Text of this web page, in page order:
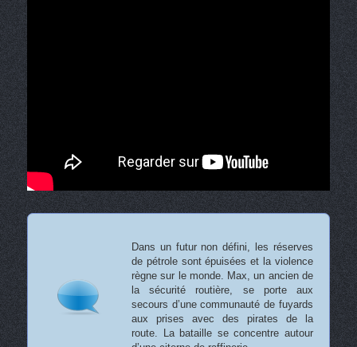
Dans un futur non défini, les réserves
de pétrole sont épuisées et la violence
règne sur le monde. Max, un ancien de
la sécurité routière, se porte aux
secours d’une communauté de fuyards
aux prises avec des pirates de la
route. La bataille se concentre autour